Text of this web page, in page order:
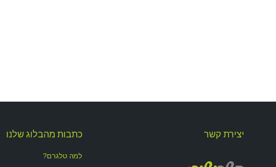
יצירת קשר כתבות מהבלוג שלנו
למה טלגרם?